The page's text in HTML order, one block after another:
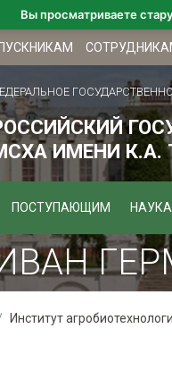
ИМЕНИ К.А.
ПОСТУПАЮЩИМ
Институт
Вы просматриваете